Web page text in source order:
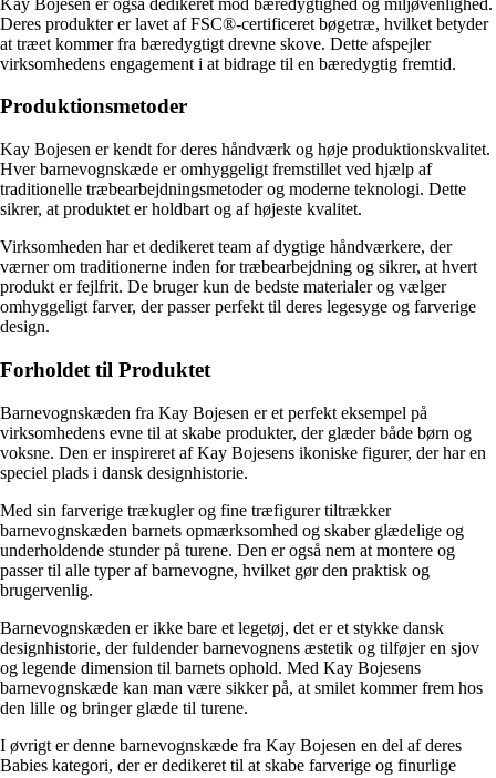
Deres produkter er lavet af FSC®-certificeret bøgetræ, hvilket betyder
at træet kommer fra bæredygtigt drevne skove. Dette afspejler
virksomhedens engagement i at bidrage til en bæredygtig fremtid.
Produktionsmetoder
Kay Bojesen er kendt for deres håndværk og høje produktionskvalitet.
Hver barnevognskæde er omhyggeligt fremstillet ved hjælp af
traditionelle træbearbejdningsmetoder og moderne teknologi. Dette
sikrer, at produktet er holdbart og af højeste kvalitet.
Virksomheden har et dedikeret team af dygtige håndværkere, der
værner om traditionerne inden for træbearbejdning og sikrer, at hvert
produkt er fejlfrit. De bruger kun de bedste materialer og vælger
omhyggeligt farver, der passer perfekt til deres legesyge og farverige
design.
Forholdet til Produktet
Barnevognskæden fra Kay Bojesen er et perfekt eksempel på
virksomhedens evne til at skabe produkter, der glæder både børn og
voksne. Den er inspireret af Kay Bojesens ikoniske figurer, der har en
speciel plads i dansk designhistorie.
Med sin farverige trækugler og fine træfigurer tiltrækker
barnevognskæden barnets opmærksomhed og skaber glædelige og
underholdende stunder på turene. Den er også nem at montere og
passer til alle typer af barnevogne, hvilket gør den praktisk og
brugervenlig.
Barnevognskæden er ikke bare et legetøj, det er et stykke dansk
designhistorie, der fuldender barnevognens æstetik og tilføjer en sjov
og legende dimension til barnets ophold. Med Kay Bojesens
barnevognskæde kan man være sikker på, at smilet kommer frem hos
den lille og bringer glæde til turene.
I øvrigt er denne barnevognskæde fra Kay Bojesen en del af deres
Babies kategori, der er dedikeret til at skabe farverige og finurlige